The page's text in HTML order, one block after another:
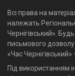
Всі права на
належать
Чернігівський».
письмового дозволу
«Час
Під використанням